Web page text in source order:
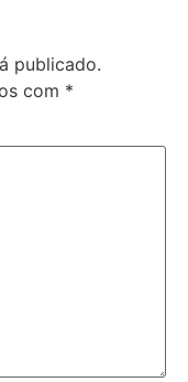
publicado.
com *